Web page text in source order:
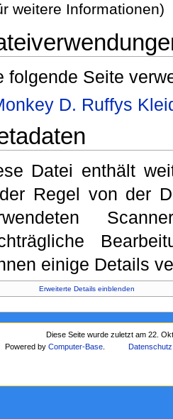
weitere Informationen)
folgende Seite
D. Ruffys
Datei enthält
Regel von der
einige Details
Erweiterte Details einblenden
Diese Seite wurde zuletzt am 22.
Powered byComputer-Base Datenschutz